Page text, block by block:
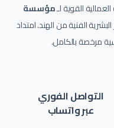
القوية لـمؤسسة
الفنية من الهند. امتداد
مرخصة بالكامل.
التواصل الفوري
عبر واتساب